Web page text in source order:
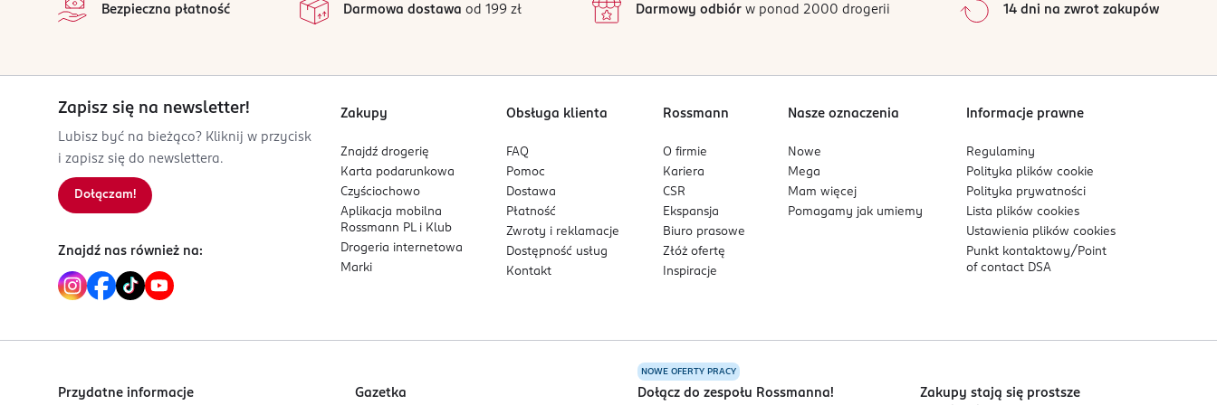
8 809913 831150
1
0%
Sortowanie wgdata: od najnowszej
Bezpieczna płatność Darmowa dostawa od 199 zł Darmowy odbiórw ponad 2000 drogerii 14 dni na zwrot zakupów
Zapisz się na newsletter!
Lubisz być na bieżąco? Kliknij w przycisk
i zapisz się do newslettera.
Dołączam!
Znajdź nas również na:
Zakupy
Znajdź drogerię
Karta podarunkowa
Czyściochowo
Aplikacja mobilna
Rossmann PL i Klub
Drogeria internetowa
Marki
Obsługa klienta
FAQ
Pomoc
Dostawa
Płatność
Zwroty i reklamacje
Dostępność usług
Kontakt
Rossmann
O firmie
Kariera
CSR
Ekspansja
Biuro prasowe
Złóż ofertę
Inspiracje
Nasze oznaczenia
Nowe
Mega
Mam więcej
Pomagamy jak umiemy
Informacje prawne
Regulaminy
Polityka plikówcookie
Polityka prywatności
Lista plikówcookies
Ustawienia plikówcookies
Punkt kontaktowy/ Point
of contact DSA
Przydatne informacje Gazetka
NOWE OFERTY PRACY
Dołącz do zespołu Rossmanna! Zakupy stają się prostsze